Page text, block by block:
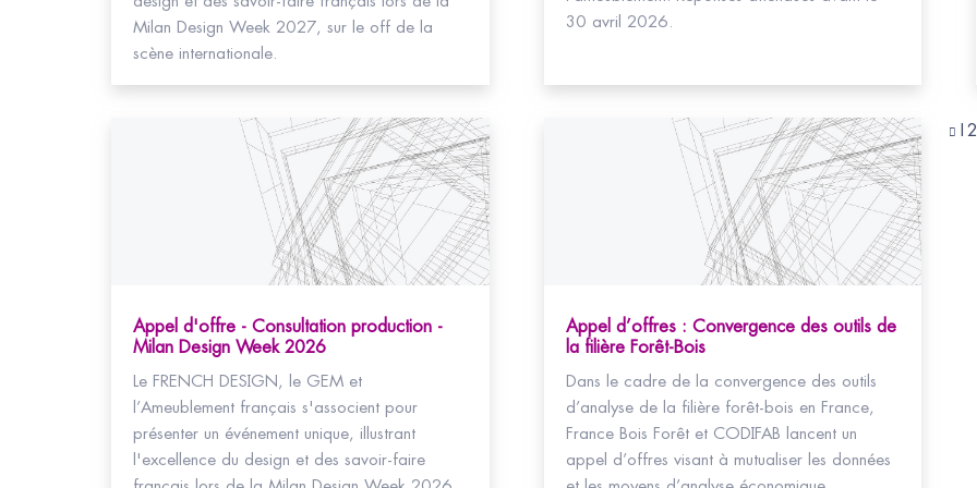
Milan Design Week 2027, sur le off de la
scène internationale.
30 avril 2026.
Appel d'offre - Consultation production -
Milan Design Week 2026
Le FRENCH DESIGN, le GEM et
l’Ameublement français s'associent pour
présenter un événement unique, illustrant
l'excellence du design et des savoir-faire
Appel d’offres : Convergence des outils de
la filière Forêt-Bois
Dans le cadre de la convergence des outils
d’analyse de la filière forêt-bois en France,
France Bois Forêt et CODIFAB lancent un
appel d’offres visant à mutualiser les données
12